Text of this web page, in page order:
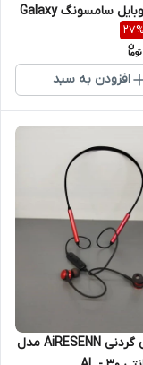
گوشی موبایل سامسونگ Galaxy
27%
افزودن به سبد
هندزفری گردنی AiRESENN مدل